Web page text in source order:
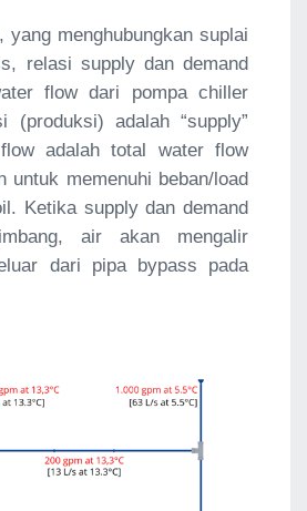
yang menghubungkan suplai
relasi supply dan demand
flow dari pompa chiller
(produksi) adalah “supply”
flow adalah total water flow
untuk memenuhi beban/load
Ketika supply dan demand
air akan mengalir
dari pipa bypass pada